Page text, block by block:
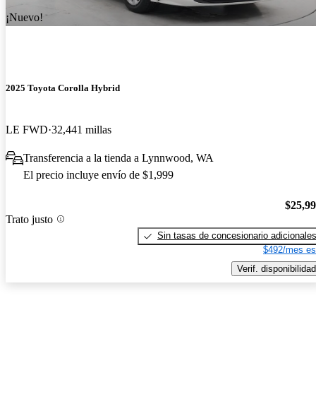
¡Nuevo!
2025 Toyota Corolla Hybrid
LE FWD 32,441 millas
Transferencia a la tienda a Lynnwood, WA
El precio incluye envío de $1,999
Trato justo
Sin tasas de concesionario adicionales
$492/mes
Verif. disponibilidad